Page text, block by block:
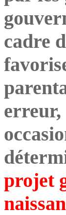
cadre
erreur,
projet